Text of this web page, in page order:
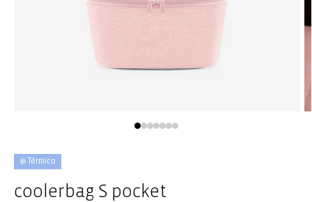
en
una
modal
❄️ Térmico
coolerbag S pocket